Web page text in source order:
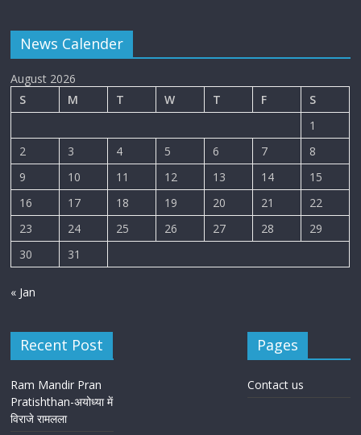
News Calender
August 2026
S
M T W T F
S
1
2
3 4 5 6 7
8
9
10 11 12 13 14
15
16
17 18 19 20 21
22
23
24 25 26 27 28
29
30
31
« Jan
Recent Post
Ram Mandir Pran
Pratishthan-अयोध्या में
विराजे रामलला
Pages
Contact us